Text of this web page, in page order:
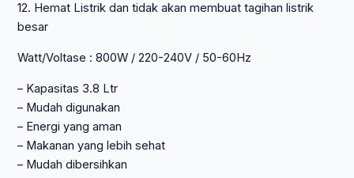
12. Hemat Listrik dan tidak akan membuat tagihan listrik
besar
Watt/Voltase : 800W / 220-240V / 50-60Hz
– Kapasitas 3.8 Ltr
– Mudah digunakan
– Energi yang aman
– Makanan yang lebih sehat
– Mudah dibersihkan